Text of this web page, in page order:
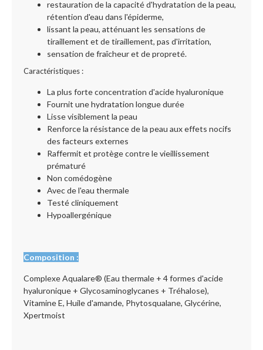
restauration de la capacité d'hydratation de la peau,
rétention d'eau dans l'épiderme,
lissant la peau, atténuant les sensations de
tiraillement et de tiraillement, pas d'irritation,
sensation de fraîcheur et de propreté.
Caractéristiques :
La plus forte concentration d'acide hyaluronique
Fournit une hydratation longue durée
Lisse visiblement la peau
Renforce la résistance de la peau aux effets nocifs
des facteurs externes
Raffermit et protège contre le vieillissement
prématuré
Non comédogène
Avec de l'eau thermale
Testé cliniquement
Hypoallergénique
Composition :
Complexe Aqualare® (Eau thermale + 4 formes d'acide
hyaluronique + Glycosaminoglycanes + Tréhalose),
Vitamine E, Huile d'amande, Phytosqualane, Glycérine,
Xpertmoist